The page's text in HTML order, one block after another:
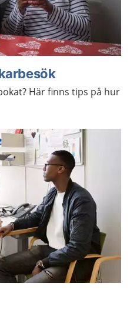
Här finns tips på hur